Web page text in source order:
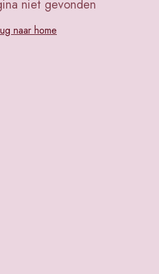
niet gevonden
naar home